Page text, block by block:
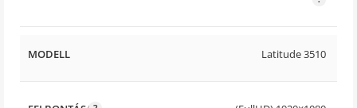
MODELL Latitude 3510